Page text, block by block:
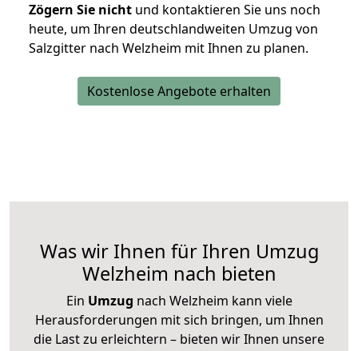
Zögern Sie nicht und kontaktieren Sie uns noch
heute, um Ihren deutschlandweiten Umzug von
Salzgitter nach Welzheim mit Ihnen zu planen.
Kostenlose Angebote erhalten
Was wir Ihnen für Ihren Umzug
Welzheim nach bieten
Ein Umzug nach Welzheim kann viele
Herausforderungen mit sich bringen, um Ihnen
die Last zu erleichtern – bieten wir Ihnen unsere